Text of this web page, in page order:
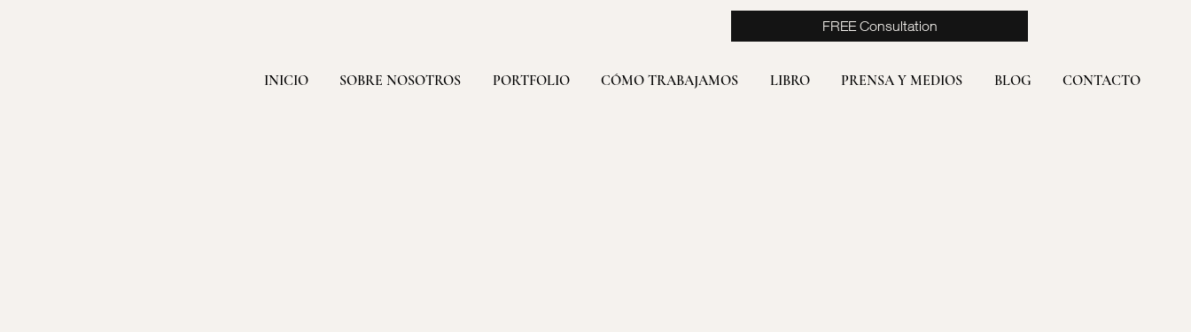
INICIO SOBRE NOSOTROS PORTFOLIO CÓMO TRABAJAMOS LIBRO PRENSA Y MEDIOS BLOG CONTACTO
FREE Consultation